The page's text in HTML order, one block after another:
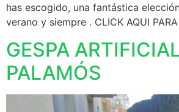
has escogido, una fantástica
verano y siempre . CLICK AQUI
GESPA
PALAMÓS